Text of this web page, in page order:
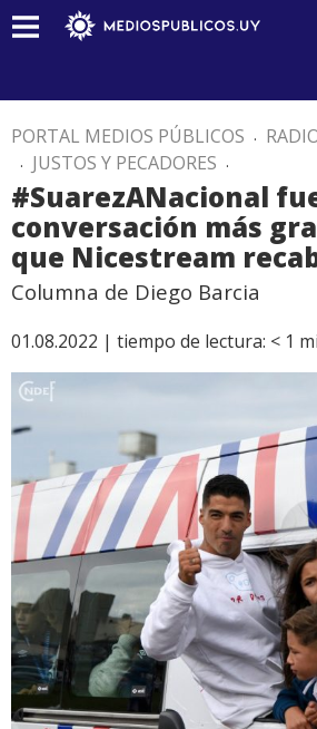
PORTAL MEDIOS PÚBLICOS .
. JUSTOS Y PECADORES .
#SuarezANacional
conversación más
que Nicestream
Columna de Diego Barcia
01.08.2022 | tiempo de lectura: < 1